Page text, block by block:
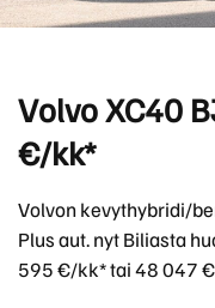
Volvo XC40
€/kk*
Volvon kevythybridi/
Plus aut. nyt Biliasta
595 €/kk* tai 48 047